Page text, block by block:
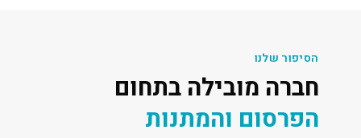
הסיפור שלנו
חברה מובילה בתחום
הפרסום והמתנות